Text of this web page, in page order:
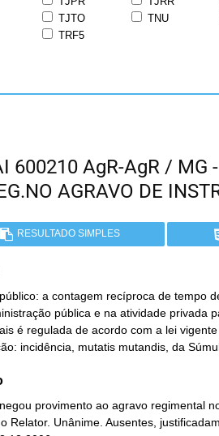
TJTO TNU
TRF5
600210 AgR-AgR / MG
AGRAVO DE
RESULTADO SIMPLES
a contagem recíproca de tempo
incidência, mutatis mutandis, da
provimento ao agravo regimental
Relator. Unânime. Ausentes,